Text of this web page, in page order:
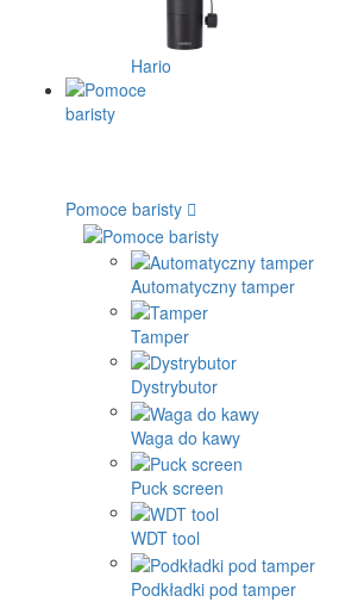
Hario
Pomoce baristy
Automatyczny tamper
Tamper
Dystrybutor
Waga do kawy
Puck screen
WDT tool
Podkładki pod tamper